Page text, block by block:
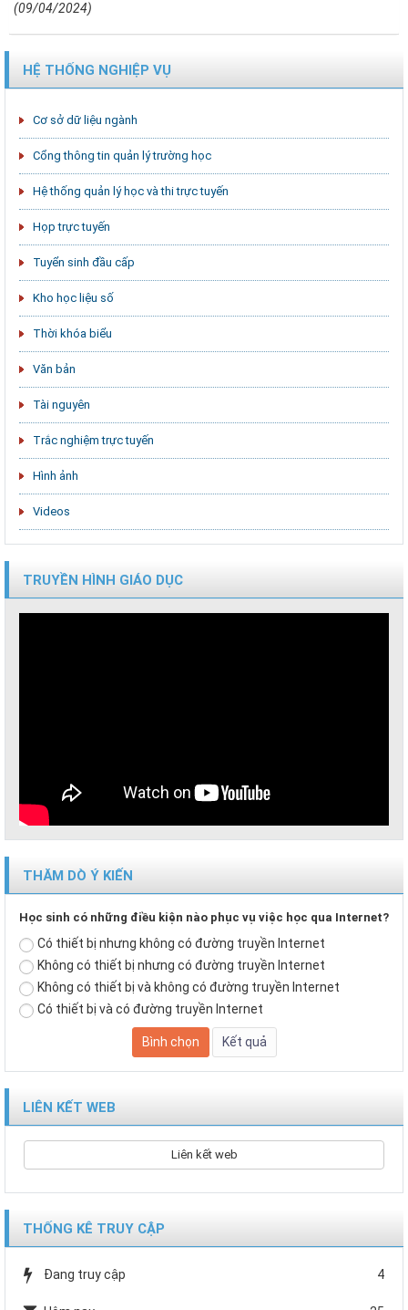
(09/04/2024)
HỆ THỐNG NGHIỆP VỤ
Cơ sở dữ liệu ngành
Cổng thông tin quản lý trường học
Hệ thống quản lý học và thi trực tuyến
Họp trực tuyến
Tuyển sinh đầu cấp
Kho học liệu số
Thời khóa biểu
Văn bản
Tài nguyên
Trắc nghiệm trực tuyến
Hình ảnh
Videos
TRUYỀN HÌNH GIÁO DỤC
THĂM DÒ Ý KIẾN
Học sinh có những điều kiện nào phục vụ việc học qua Internet?
Có thiết bị nhưng không có đường truyền Internet
Không có thiết bị nhưng có đường truyền Internet
Không có thiết bị và không có đường truyền Internet
Có thiết bị và có đường truyền Internet
LIÊN KẾT WEB
Liên kết web
THỐNG KÊ TRUY CẬP
Đang truy cập 4